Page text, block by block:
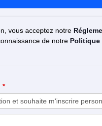
vous acceptez notre
de notre